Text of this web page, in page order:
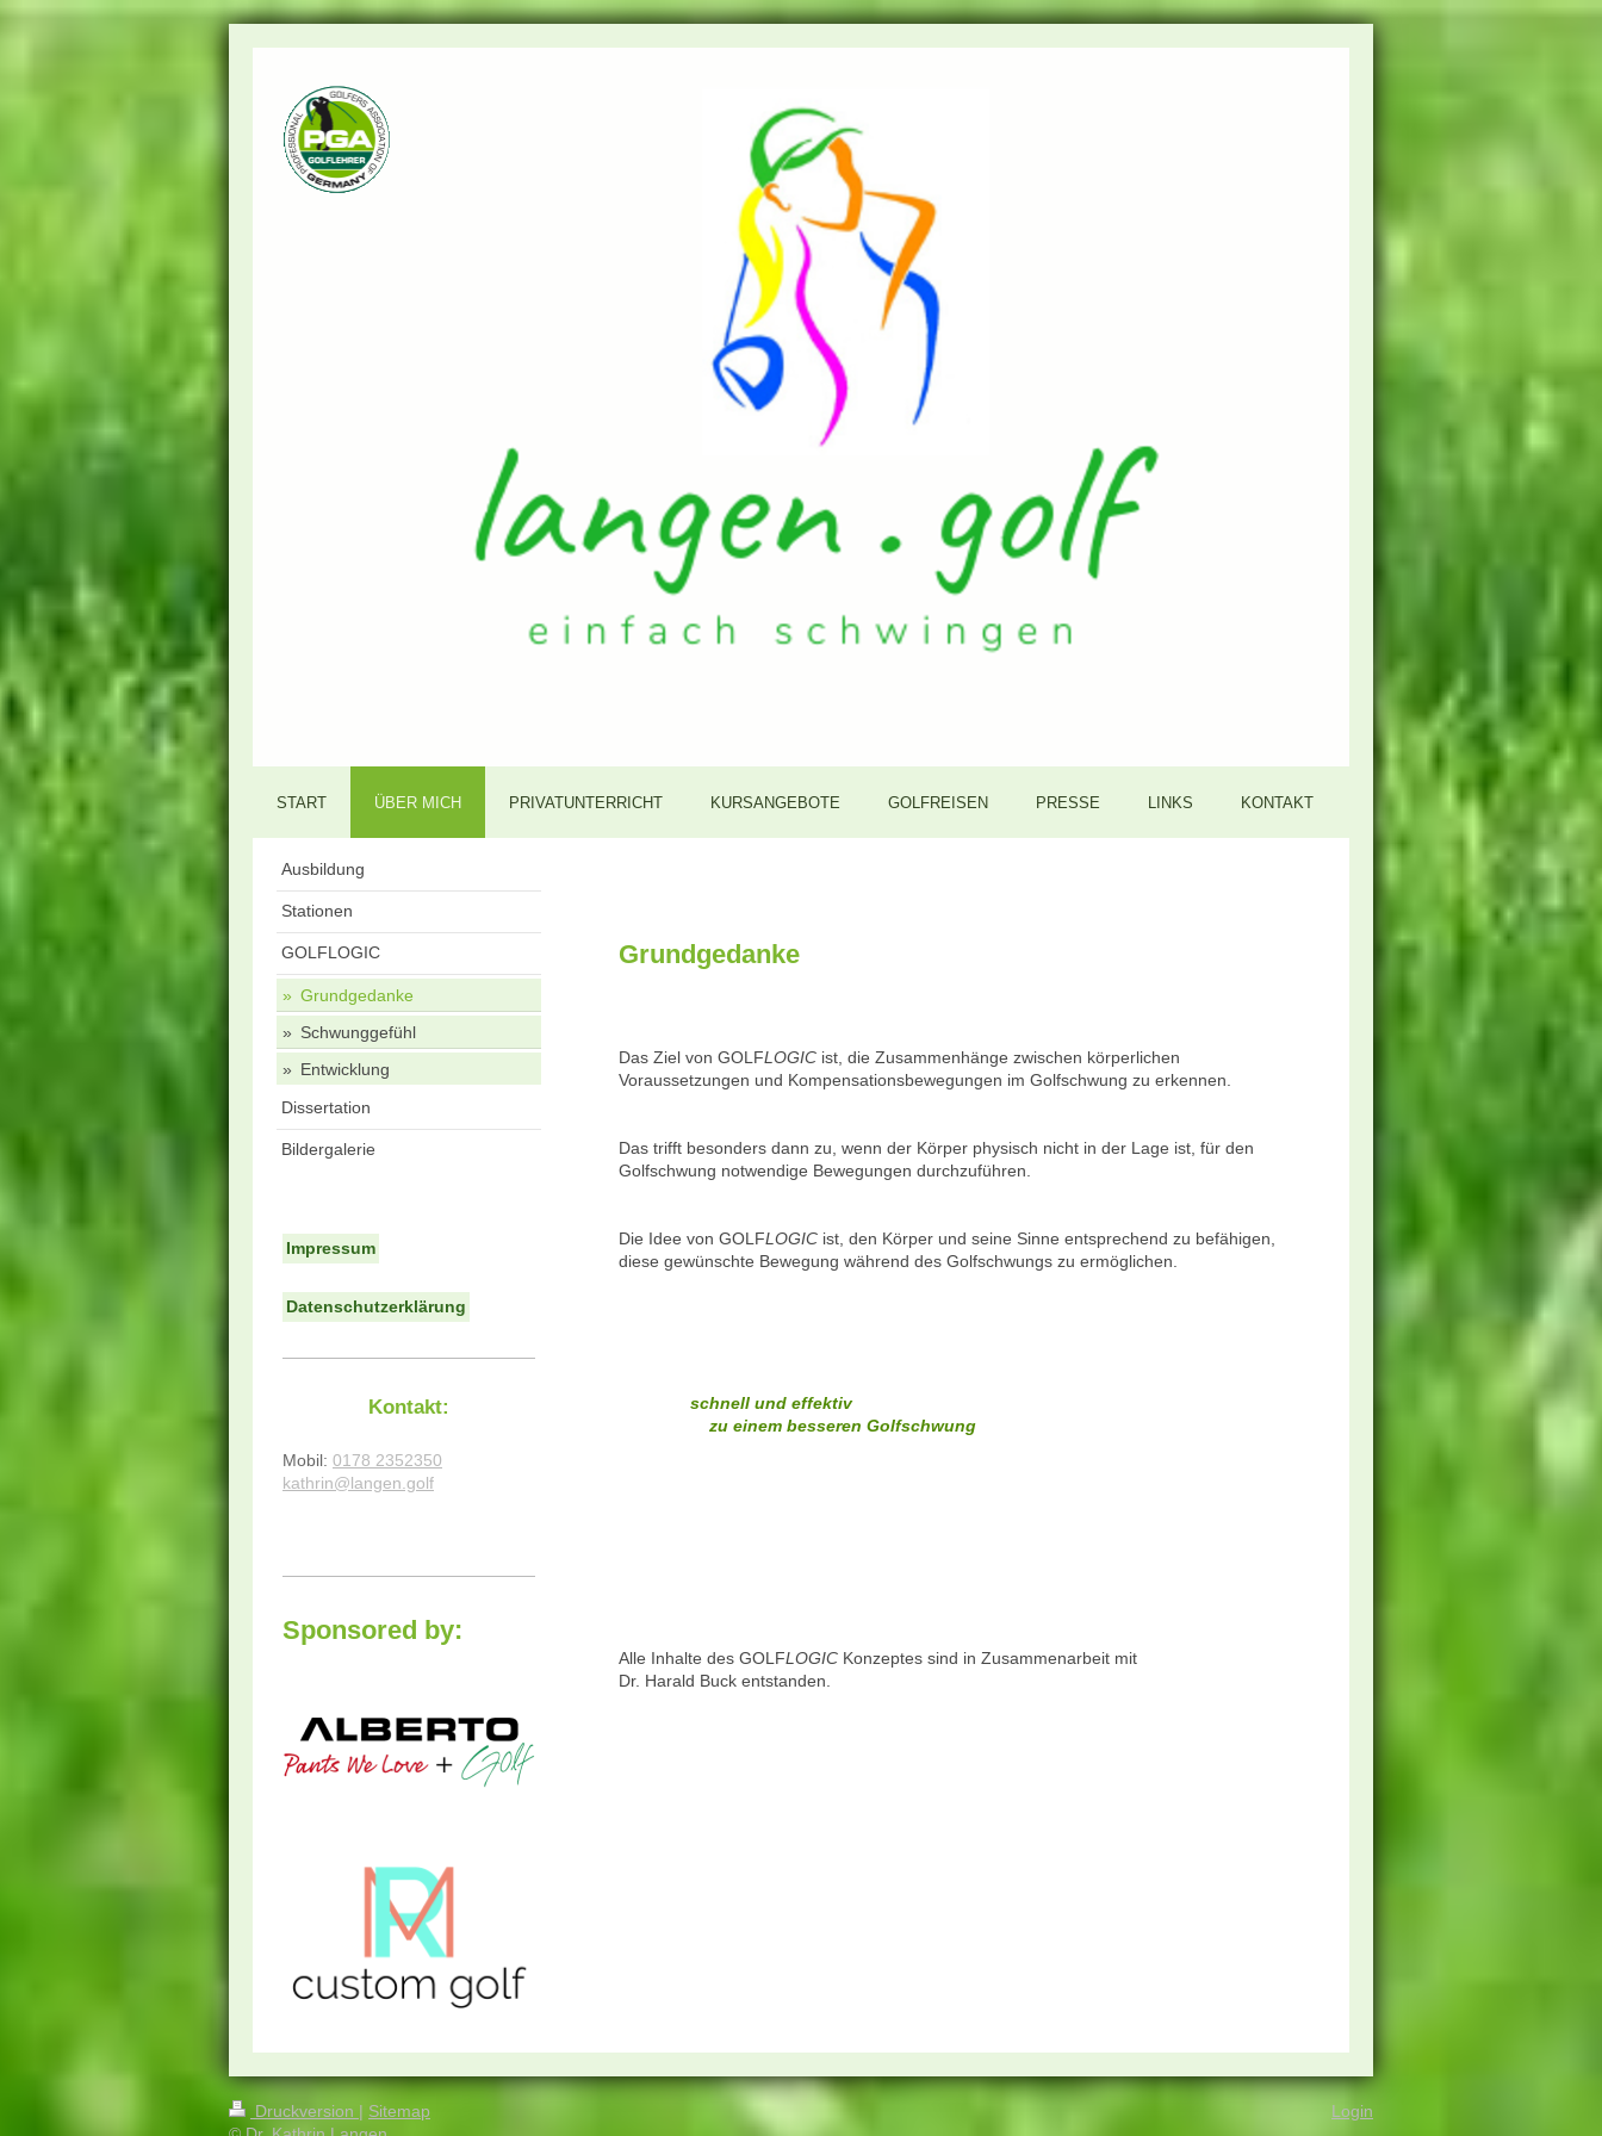
START ÜBER MICH PRIVATUNTERRICHT KURSANGEBOTE GOLFREISEN PRESSE LINKS KONTAKT
Grundgedanke
Das Ziel von GOLFLOGIC ist, die Zusammenhänge zwischen körperlichen
Voraussetzungen und Kompensationsbewegungen im Golfschwung zu erkennen.
Das trifft besonders dann zu, wenn der Körper physisch nicht in der Lage ist, für den
Golfschwung notwendige Bewegungen durchzuführen.
Die Idee von GOLFLOGIC ist, den Körper und seine Sinne entsprechend zu befähigen,
diese gewünschte Bewegung während des Golfschwungs zu ermöglichen.
schnell und effektiv
zu einem besseren Golfschwung
Alle Inhalte des GOLFLOGIC Konzeptes sind in Zusammenarbeit mit
Dr. Harald Buck entstanden.
Ausbildung
Stationen
GOLFLOGIC
Grundgedanke
Schwunggefühl
Entwicklung
Dissertation
Bildergalerie
Impressum
Datenschutzerklärung
Kontakt:
Mobil: 0178 2352350
kathrin@langen.golf
Sponsored by:
Druckversion | Sitemap
Login